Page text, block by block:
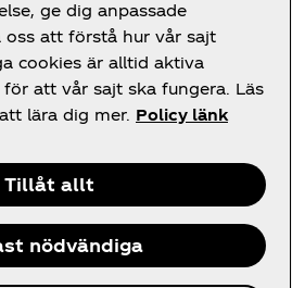
ge dig anpassade
oss att förstå hur vår sajt
cookies är alltid aktiva
att vår sajt ska fungera. Läs
lära dig mer. Policy länk
Tillåt allt
nödvändiga